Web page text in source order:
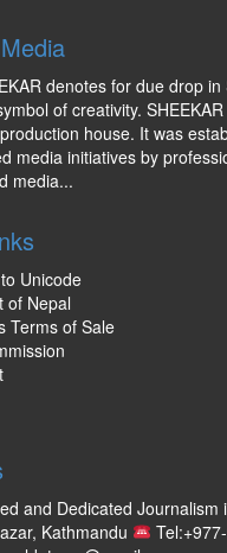
denotes for due drop
of creativity.
house. It was
media initiatives by
media...
Unicode
of Nepal
Terms of Sale
and Dedicated Journalism
Kathmandu